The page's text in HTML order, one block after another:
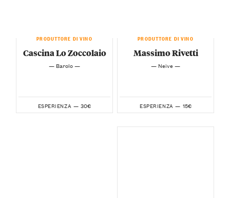
PRODUTTORE DI VINO
Cascina Lo Zoccolaio
— Barolo —
ESPERIENZA — 30€
PRODUTTORE DI VINO
Massimo Rivetti
— Neive —
ESPERIENZA — 15€